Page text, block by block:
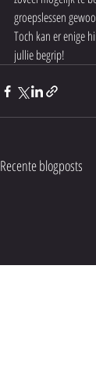
groepslessen
Toch kan er enige
jullie begrip!
Recente blogposts